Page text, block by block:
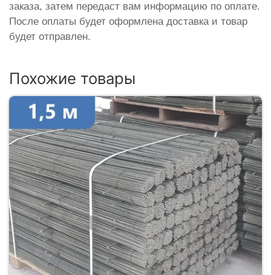
заказа, затем передаст вам информацию по оплате.
После оплаты будет оформлена доставка и товар
будет отправлен.
Похожие товары